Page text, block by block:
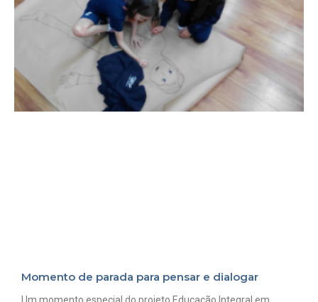
Momento de parada para pensar e dialogar